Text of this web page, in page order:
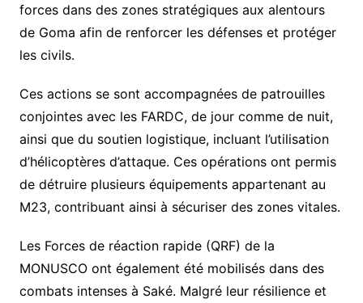
forces dans des zones stratégiques aux alentours
de Goma afin de renforcer les défenses et protéger
les civils.
Ces actions se sont accompagnées de patrouilles
conjointes avec les FARDC, de jour comme de nuit,
ainsi que du soutien logistique, incluant l’utilisation
d’hélicoptères d’attaque. Ces opérations ont permis
de détruire plusieurs équipements appartenant au
M23, contribuant ainsi à sécuriser des zones vitales.
Les Forces de réaction rapide (QRF) de la
MONUSCO ont également été mobilisés dans des
combats intenses à Saké. Malgré leur résilience et